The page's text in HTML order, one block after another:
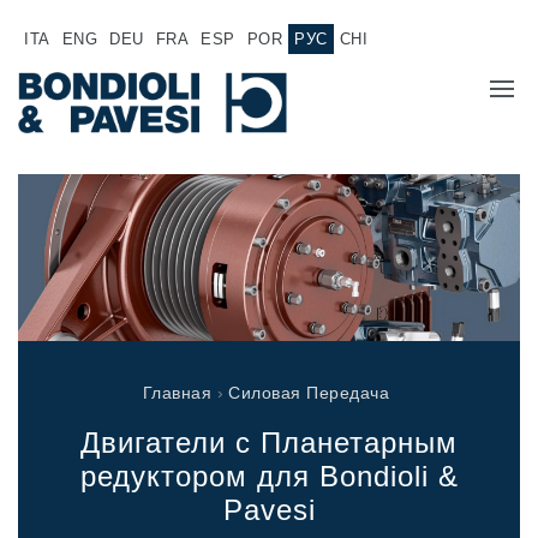
ITA ENG DEU FRA ESP POR РУС CHI
O HAC
ПРОДУКЦИЯ
ОБЛАСТИ ПРИМЕНЕНИЕЯ
СБЫТОВАЯ СЕТЬ
РАБОТА У НАС
ДОКУМЕНТАЦИЯ
Силовая Передача
Карданные передачи
Редукторы, производимые для Bondioli & Pavesi
Редукторы специального назначения
Pедукторы привода насоса
Многодисковые сцепления с гидроприводом
Главная ›Силовая Передача
Двигатели с Планетарным
редуктором для Bondioli &
Pavesi